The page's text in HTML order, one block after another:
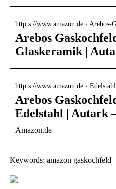
http s://www.amazon.de › Arebos-
Arebos
Glaskeramik |
http s://www.amazon.de ›
Arebos
Edelstahl | Autark
Amazon.de
Keywords: amazon gaskochfeld